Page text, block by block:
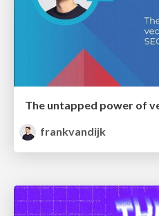
The untapped power of
frankvandijk